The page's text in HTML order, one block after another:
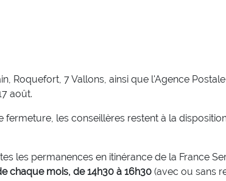
Roquefort, 7 Vallons, ainsi que l'Agence
août.
fermeture, les conseillères restent à la
les permanences en itinérance de la France
chaque mois, de 14h30 à 16h30 (avec ou sans